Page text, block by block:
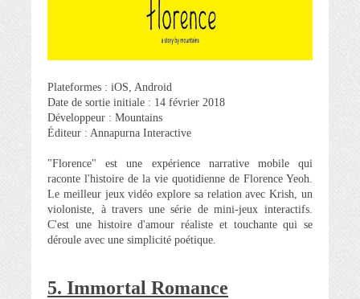
Plateformes : iOS, Android
Date de sortie initiale : 14 février 2018
Développeur : Mountains
Éditeur : Annapurna Interactive
"Florence" est une expérience narrative mobile qui
raconte l'histoire de la vie quotidienne de Florence Yeoh.
Le meilleur jeux vidéo explore sa relation avec Krish, un
violoniste, à travers une série de mini-jeux interactifs.
C'est une histoire d'amour réaliste et touchante qui se
déroule avec une simplicité poétique.
5. Immortal Romance